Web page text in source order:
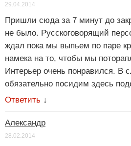
29.04.2014
Пришли сюда за 7 минут до
не было. Русскоговорящий
ждал пока мы выпьем по паре
намека на то, чтобы мы
Интерьер очень понравился. В
обязательно посидим здесь
Ответить ↓
Александр
28.02.2014